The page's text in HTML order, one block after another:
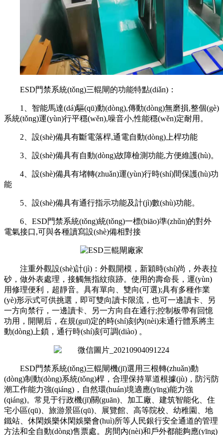
ESD門禁系統(tǒng)三輥閘的功能特點(diǎn)：
1、智能馬達(dá)驅(qū)動(dòng),傳動(dòng)無磨損,整個(gè)
系統(tǒng)運(yùn)行平穩(wěn),噪音小,性能穩(wěn)定耐用。
2、設(shè)備具有斷電落桿,通電自動(dòng)上桿功能
3、設(shè)備具有自動(dòng)故障檢測功能,方便維護(hù)。
4、設(shè)備具有堵轉(zhuǎn)運(yùn)行時(shí)間保護(hù)功
能
5、設(shè)備具有通行指示功能及計(jì)數(shù)功能。
6、ESD門禁系統(tǒng)統(tǒng)一標(biāo)準(zhǔn)的對外
電氣接口,可與各種讀寫設(shè)備相對接
注重外觀設(shè)計(jì)：外觀開模，新穎時(shí)尚，外表拉
砂，做外表處理，接觸無指紋痕跡。使用的壽命長，運(yùn)
用修理便利，超靜音。具有單向、雙向(可選);具有多種作業
(yè)形示式可供挑選，即可雙向讀卡限流，也可一邊讀卡、另
一方向禁行，一邊讀卡、另一方向自在通行;控制板帶有回憶
功用，開閘后，在規(guī)定的時(shí)刻內(nèi)未通行體系將主
動(dòng)上鎖，通行時(shí)刻可調(diào) 。
ESD門禁系統(tǒng)三輥閘機(jī)選用三根轉(zhuǎn)動
(dòng)制動(dòng)系統(tǒng)桿，合理保持單道根據(jù)，防污防
潮工作能力強(qiáng)，自然環(huán)境適應(yīng)能力強
(qiáng)。常見于行政機(jī)關(guān)、加工廠、建筑智能化、住
宅小區(qū)、旅游景區(qū)、展覽館、高等院校、幼稚園、地
鐵站、休閑娛樂休閑娛樂會(huì)所等人民銀行安全通道的管理
方法和全自動(dòng)售票處。房間內(nèi)和戶外都能夠應(yīng)